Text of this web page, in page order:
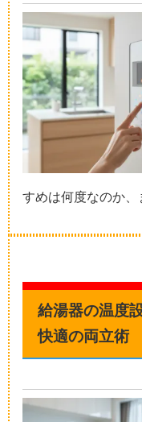
すめは何度なのか、
給湯器の温度
快適の両立術